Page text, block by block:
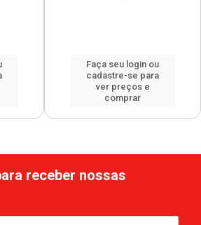
Faça seu login ou
cadastre-se para
ver preços e
comprar
receber nossas